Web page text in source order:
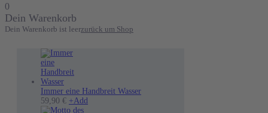
0
Dein Warenkorb
Dein Warenkorb ist leerzurück um Shop
Immer eine Handbreit Wasser
59,90 € +Add